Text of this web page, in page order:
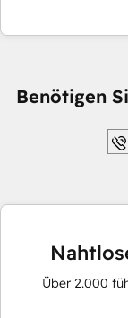
Benötigen
Über 2.000